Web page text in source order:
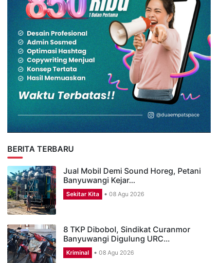
BERITA TERBARU
Jual Mobil Demi Sound Horeg, Petani
Banyuwangi Kejar…
Sekitar Kita 08 Agu 2026
8 TKP Dibobol, Sindikat Curanmor
Banyuwangi Digulung URC…
Kriminal 08 Agu 2026